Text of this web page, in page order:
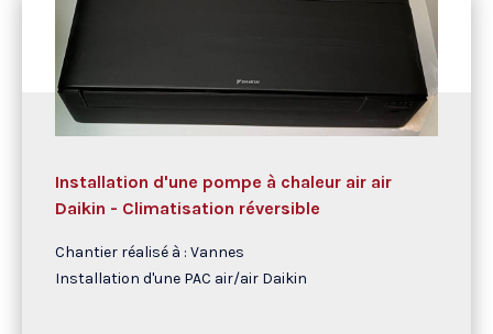
Installation d'une pompe à chaleur air air
Daikin - Climatisation réversible
Chantier réalisé à : Vannes
Installation d'une PAC air/air Daikin